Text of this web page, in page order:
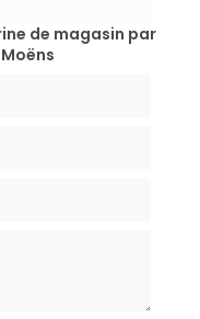
de magasin par